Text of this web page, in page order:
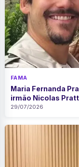
FAMA
Maria Fernanda
irmão Nicolas
29/07/2026